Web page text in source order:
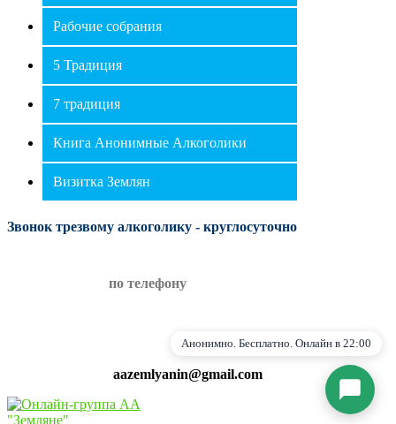
Рабочие собрания
5 Традиция
7 традиция
Книга Анонимные Алкоголики
Визитка Землян
Звонок трезвому алкоголику - круглосуточно
по телефону
aazemlyanin@gmail.com
Я согласен на обработку персональных данных
в соответствии с
Анонимно. Бесплатно. Онлайн в 22:00